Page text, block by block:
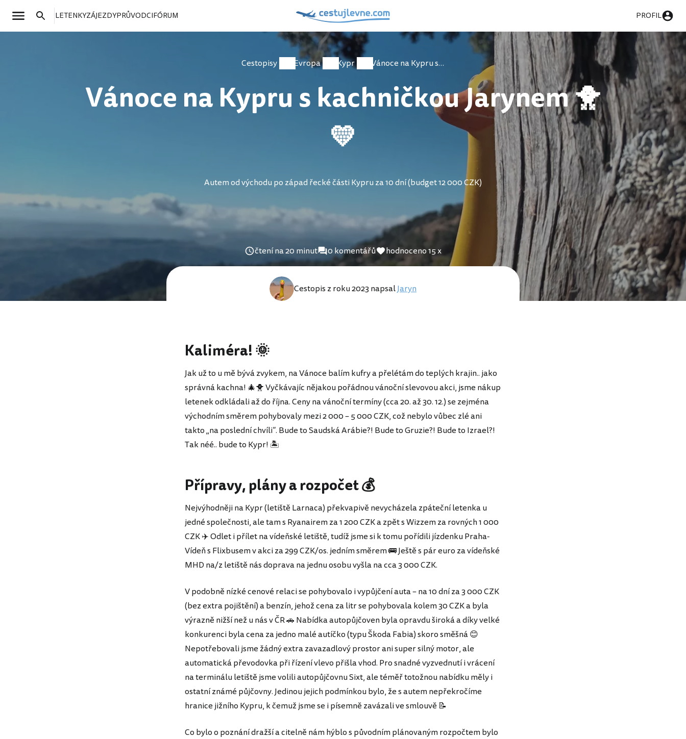
LETENKYZÁJEZDYPRŮVODCIFÓRUM PROFIL
Cestopisy Evropa Kypr Vánoce na Kypru s kachničkou Jarynem 🐥💛
Vánoce na Kypru s kachničkou Jarynem 🐥
💛
Autem od východu po západ řecké části Kypru za 10 dní (budget 12 000 CZK)
čtení na 20 minut 0 komentářů hodnoceno 15 x
Cestopis z roku 2023 napsalJaryn
Kaliméra! 🌞
Jak už to u mě bývá zvykem, na Vánoce balím kufry a přelétám do teplých krajin.. jako
správná kachna! 🎄🐥 Vyčkávajíc nějakou pořádnou vánoční slevovou akci, jsme nákup
letenek odkládali až do října. Ceny na vánoční termíny (cca 20. až 30. 12.) se zejména
východním směrem pohybovaly mezi 2 000 – 5 000 CZK, což nebylo vůbec zlé ani
takto „na poslední chvíli“. Bude to Saudská Arábie?! Bude to Gruzie?! Bude to Izrael?!
Tak néé.. bude to Kypr! 🏝️
Přípravy, plány a rozpočet 💰
Nejvýhodněji na Kypr (letiště Larnaca) překvapivě nevycházela zpáteční letenka u
jedné společnosti, ale tam s Ryanairem za 1 200 CZK a zpět s Wizzem za rovných 1 000
CZK ✈️ Odlet i přílet na vídeňské letiště, tudíž jsme si k tomu pořídili jízdenku Praha-
Vídeň s Flixbusem v akci za 299 CZK/os. jedním směrem 🚌 Ještě s pár euro za vídeňské
MHD na/z letiště nás doprava na jednu osobu vyšla na cca 3 000 CZK.
V podobně nízké cenové relaci se pohybovalo i vypůjčení auta – na 10 dní za 3 000 CZK
(bez extra pojištění) a benzín, jehož cena za litr se pohybovala kolem 30 CZK a byla
výrazně nižší než u nás v ČR 🚗 Nabídka autopůjčoven byla opravdu široká a díky velké
konkurenci byla cena za jedno malé autíčko (typu Škoda Fabia) skoro směšná 😊
Nepotřebovali jsme žádný extra zavazadlový prostor ani super silný motor, ale
automatická převodovka při řízení vlevo přišla vhod. Pro snadné vyzvednutí i vrácení
na terminálu letiště jsme volili autopůjčovnu Sixt, ale téměř totožnou nabídku měly i
ostatní známé půjčovny. Jedinou jejich podmínkou bylo, že s autem nepřekročíme
hranice jižního Kypru, k čemuž jsme se i písemně zavázali ve smlouvě 📝
Co bylo o poznání dražší a citelně nám hýblo s původním plánovaným rozpočtem bylo